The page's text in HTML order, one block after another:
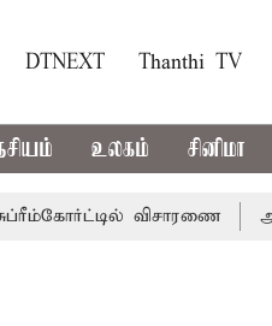
DTNEXT Thanthi TV
உலகம் சினிமா
விசாரணை